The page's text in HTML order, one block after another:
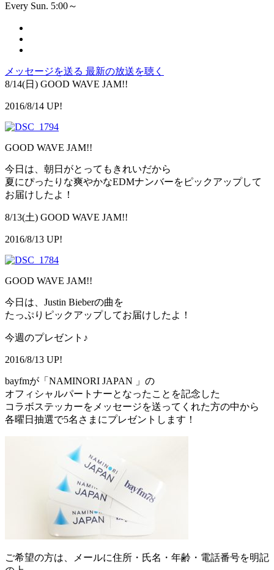
Every Sun. 5:00～
メッセージを送る 最新の放送を聴く
8/14(日) GOOD WAVE JAM!!
2016/8/14 UP!
GOOD WAVE JAM!!
今日は、朝日がとってもきれいだから
夏にぴったりな爽やかなEDMナンバーをピックアップして
お届けしたよ！
8/13(土) GOOD WAVE JAM!!
2016/8/13 UP!
GOOD WAVE JAM!!
今日は、Justin Bieberの曲を
たっぷりピックアップしてお届けしたよ！
今週のプレゼント♪
2016/8/13 UP!
bayfmが「NAMINORI JAPAN 」の
オフィシャルパートナーとなったことを記念した
コラボステッカーをメッセージを送ってくれた方の中から
各曜日抽選で5名さまにプレゼントします！
ご希望の方は、メールに住所・氏名・年齢・電話番号を明記